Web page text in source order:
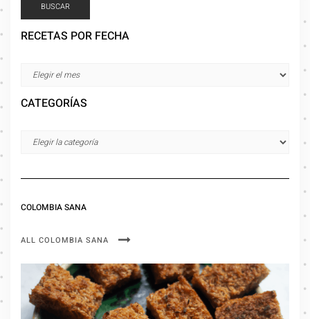
BUSCAR
RECETAS POR FECHA
CATEGORÍAS
COLOMBIA SANA
ALL COLOMBIA SANA